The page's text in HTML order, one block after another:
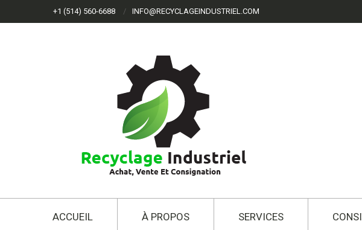
+1 (514) 560-6688 INFO@RECYCLAGEINDUSTRIEL.COM
ACCUEIL À PROPOS SERVICES